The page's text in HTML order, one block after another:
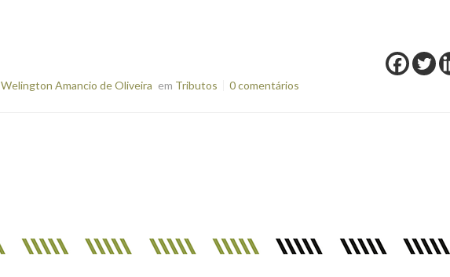
Welington Amancio de Oliveira em Tributos 0 comentários